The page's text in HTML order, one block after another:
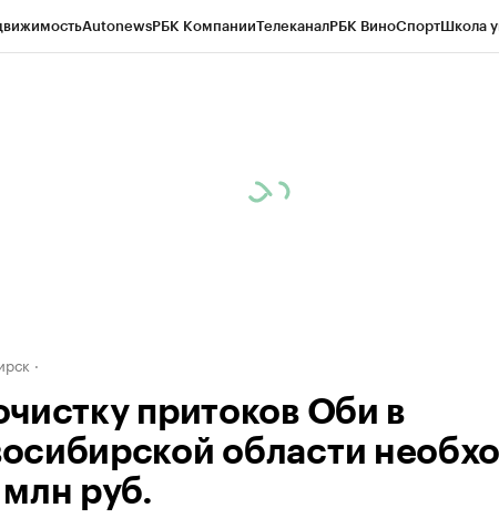
AutonewsРБК КомпанииТелеканалРБК ВиноСпортШкола
притоков Оби в
области
млн руб.